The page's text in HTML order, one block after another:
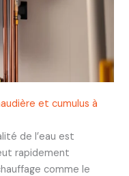
et cumulus à
de l’eau est
rapidement
comme le